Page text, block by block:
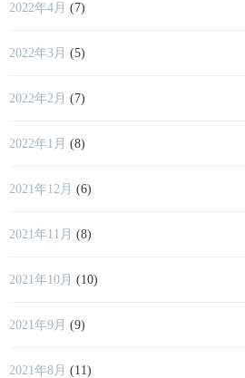
2022年4月 (7)
2022年3月 (5)
2022年2月 (7)
2022年1月 (8)
2021年12月 (6)
2021年11月 (8)
2021年10月 (10)
2021年9月 (9)
2021年8月 (11)